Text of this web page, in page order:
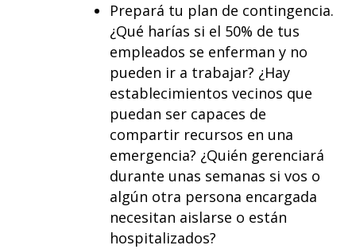
Prepará tu plan de contingencia.
¿Qué harías si el 50% de tus
empleados se enferman y no
pueden ir a trabajar? ¿Hay
establecimientos vecinos que
puedan ser capaces de
compartir recursos en una
emergencia? ¿Quién gerenciará
durante unas semanas si vos o
algún otra persona encargada
necesitan aislarse o están
hospitalizados?